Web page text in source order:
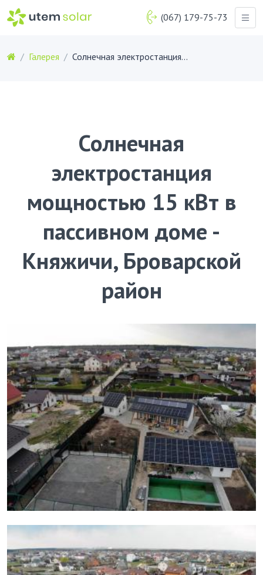
(067) 179-75-73
Галерея Солнечная электростанция мощностью 15 кВт в пассивном доме - Княжичи, Броварской район
Солнечная
электростанция
мощностью 15 кВт в
пассивном доме -
Княжичи, Броварской
район